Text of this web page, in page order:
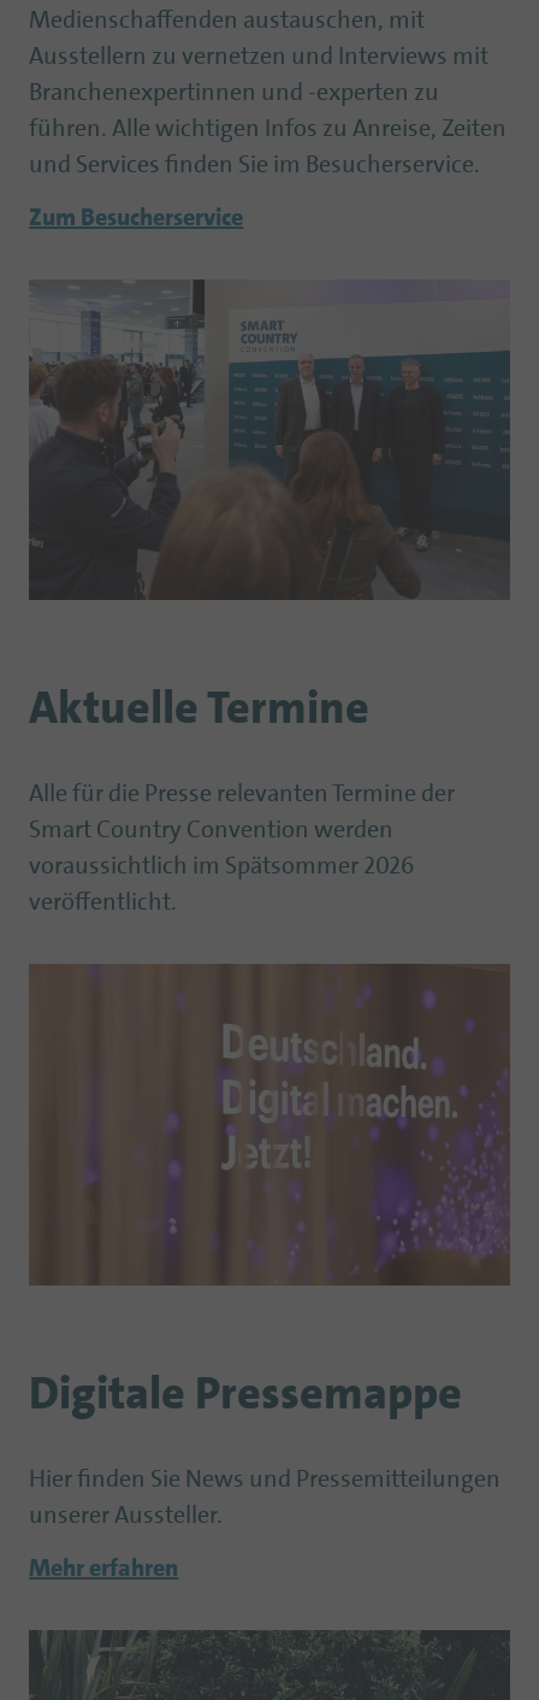
Medienschaffenden austauschen, mit
Ausstellern zu vernetzen und Interviews mit
Branchenexpertinnen und -experten zu
führen. Alle wichtigen Infos zu Anreise, Zeiten
und Services finden Sie im Besucherservice.
Zum Besucherservice
Aktuelle Termine
Alle für die Presse relevanten Termine der
Smart Country Convention werden
voraussichtlich im Spätsommer 2026
veröffentlicht.
Digitale Pressemappe
Hier finden Sie News und Pressemitteilungen
unserer Aussteller.
Mehr erfahren